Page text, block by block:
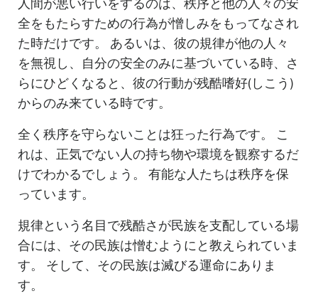
人間が悪い行いをするのは、秩序と他の人々の安
全をもたらすための行為が憎しみをもってなされ
た時だけです。 あるいは、彼の規律が他の人々
を無視し、自分の安全のみに基づいている時、さ
らにひどくなると、彼の行動が残酷嗜好(しこう)
からのみ来ている時です。
全く秩序を守らないことは狂った行為です。 こ
れは、正気でない人の持ち物や環境を観察するだ
けでわかるでしょう。 有能な人たちは秩序を保
っています。
規律という名目で残酷さが民族を支配している場
合には、その民族は憎むようにと教えられていま
す。 そして、その民族は滅びる運命にありま
す。